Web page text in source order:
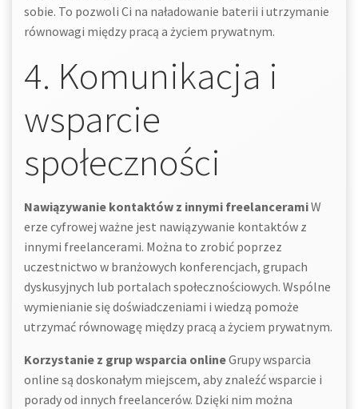
sobie. To pozwoli Ci na naładowanie baterii i utrzymanie
równowagi między pracą a życiem prywatnym.
4. Komunikacja i
wsparcie
społeczności
Nawiązywanie kontaktów z innymi freelanceramiW
erze cyfrowej ważne jest nawiązywanie kontaktów z
innymi freelancerami. Można to zrobić poprzez
uczestnictwo w branżowych konferencjach, grupach
dyskusyjnych lub portalach społecznościowych. Wspólne
wymienianie się doświadczeniami i wiedzą pomoże
utrzymać równowagę między pracą a życiem prywatnym.
Korzystanie z grup wsparcia onlineGrupy wsparcia
online są doskonałym miejscem, aby znaleźć wsparcie i
porady od innych freelancerów. Dzięki nim można